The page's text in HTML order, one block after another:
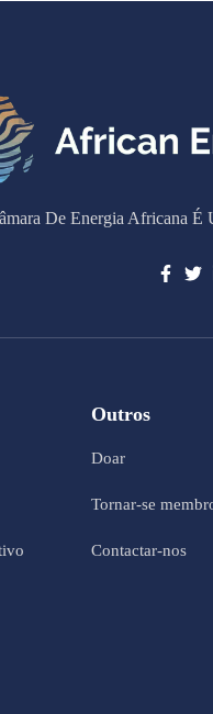
De Energia Africana É
Outros
Doar
Tornar-se
Contactar-nos